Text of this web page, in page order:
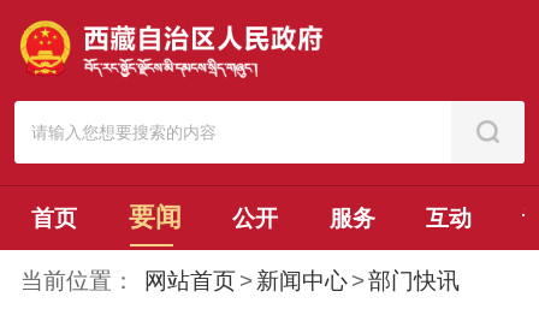
首页 要闻 公开 服务 互动
当前位置： 网站首页 > 新闻中心 >部门快讯